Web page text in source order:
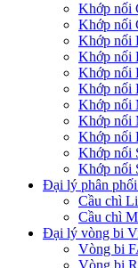
Khớp nối
Khớp nối
Khớp nối
Khớp nối
Khớp nối
Khớp nối
Khớp nối
Khớp nối
Khớp nối
Khớp nối
Khớp nối
Đại lý phân
Cầu chì
Cầu chì
Đại lý vòng bi
Vòng bi